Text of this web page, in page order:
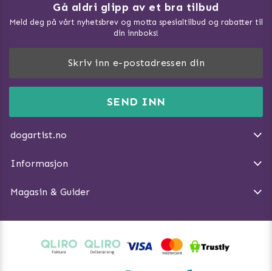
Gå aldri glipp av et bra tilbud
Meld deg på vårt nyhetsbrev og motta spesialtilbud og rabatter til
din innboks!
SEND INN
dogartist.no
Dogartist.no eies og driftes av Purefun Org. nr: 918582711
E-post: info@doggie.no
Informasjon
Angre avtalen
Magasin & Guider
Slik måler du din hund
Tren Nose Work hjemme